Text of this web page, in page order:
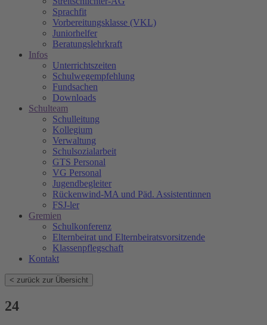
Sprachfit
Vorbereitungsklasse (VKL)
Juniorhelfer
Beratungslehrkraft
Infos
Unterrichtszeiten
Schulwegempfehlung
Fundsachen
Downloads
Schulteam
Schulleitung
Kollegium
Verwaltung
Schulsozialarbeit
GTS Personal
VG Personal
Jugendbegleiter
Rückenwind-MA und Päd. Assistentinnen
FSJ-ler
Gremien
Schulkonferenz
Elternbeirat und Elternbeiratsvorsitzende
Klassenpflegschaft
Kontakt
< zurück zur Übersicht
24